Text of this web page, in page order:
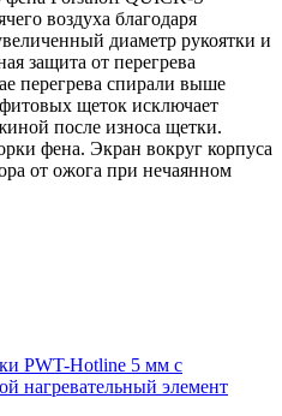
воздуха благодаря
диаметр рукоятки и
защита от перегрева
перегрева спирали выше
щеток исключает
после износа щетки.
фена. Экран вокруг корпуса
от ожога при нечаянном
PWT-Hotline 5 мм с
нагревательный элемент